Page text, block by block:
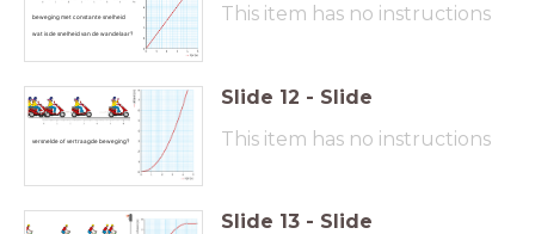
beweging met constante snelheid
wat is de snelheid van de wandelaar?
This item has no instructions
versnelde of vertraagde beweging?
Slide 12 - Slide
This item has no instructions
Slide 13 - Slide